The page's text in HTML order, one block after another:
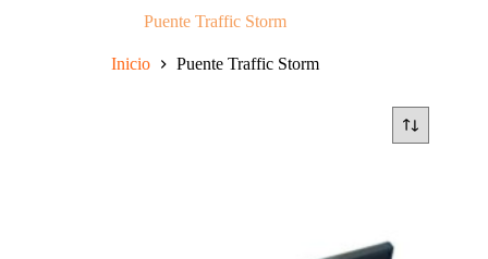
Puente Traffic Storm
Inicio Puente Traffic Storm